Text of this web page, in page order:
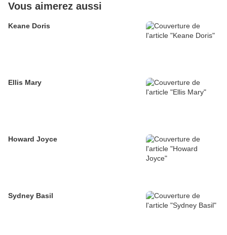
Vous aimerez aussi
Keane Doris
Ellis Mary
Howard Joyce
Sydney Basil